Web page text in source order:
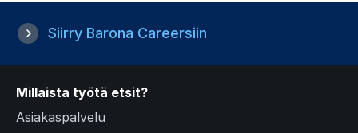
Siirry Barona Careersiin
Millaista työtä etsit?
Asiakaspalvelu